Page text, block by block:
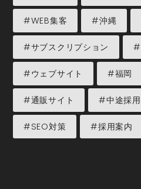
#WEB集客 #沖縄
#サブスクリプション #
#ウェブサイト #福岡
#通販サイト #中途採用
#SEO対策 #採用案内